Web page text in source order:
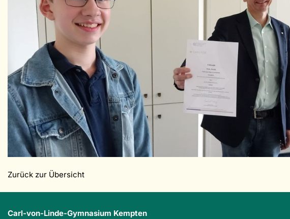
Zurück zur Übersicht
Carl-von-Linde-Gymnasium Kempten